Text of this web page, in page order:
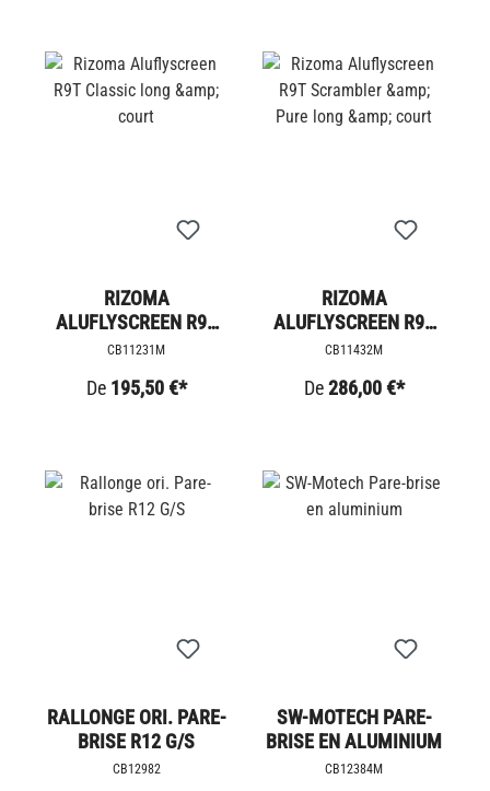
RIZOMA
ALUFLYSCREEN R9T
CLASSIC LONG &AMP;
CB11231M
De 195,50 €*
RIZOMA
ALUFLYSCREEN R9T
SCRAMBLER &AMP;
COURT
CB11432M
De286,00 €*
RALLONGE ORI. PARE-
BRISE R12 G/S
CB12982
SW-MOTECH PARE-
BRISE EN ALUMINIUM
CB12384M